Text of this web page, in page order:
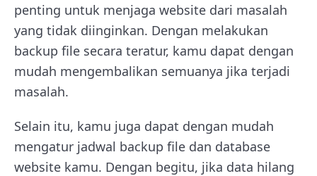
penting untuk menjaga website dari masalah
yang tidak diinginkan. Dengan melakukan
backup file secara teratur, kamu dapat dengan
mudah mengembalikan semuanya jika terjadi
masalah.
Selain itu, kamu juga dapat dengan mudah
mengatur jadwal backup file dan database
website kamu. Dengan begitu, jika data hilang